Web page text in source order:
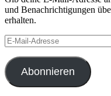
und Benachrichtigungen
erhalten.
E-
Mail-
Adresse
Abonnieren